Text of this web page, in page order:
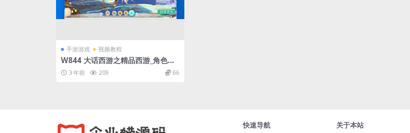
手游游戏 视频教程
W844 大话西游之精品西游_角色扮
演经典回合动作手游修复版_win服
务端源码_视频架设教程_完善GM后
3 年前 209 66
快速导航
关于本站